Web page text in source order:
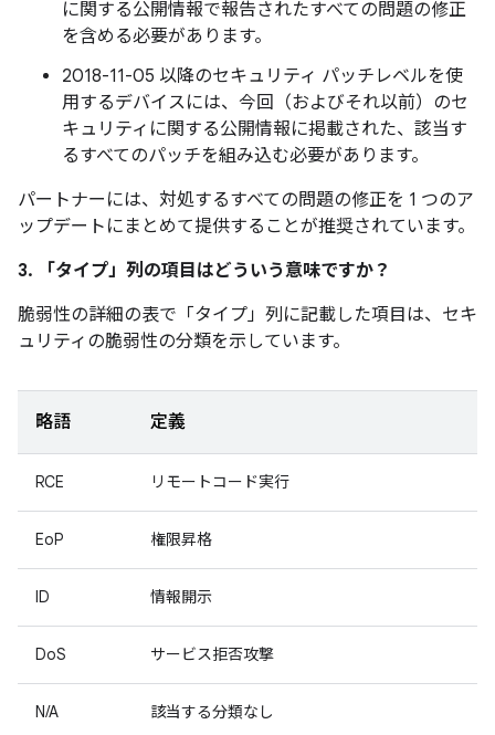
に関する公開情報で報告されたすべての問題の修正
を含める必要があります。
2018-11-05 以降のセキュリティ パッチレベルを使
用するデバイスには、今回（およびそれ以前）のセ
キュリティに関する公開情報に掲載された、該当す
るすべてのパッチを組み込む必要があります。
パートナーには、対処するすべての問題の修正を 1 つのア
ップデートにまとめて提供することが推奨されています。
3. 「タイプ」 列の項目はどういう意味ですか？
脆弱性の詳細の表で「タイプ」 列に記載した項目は、セキ
ュリティの脆弱性の分類を示しています。
略語 定義
RCE リモートコード実行
EoP 権限昇格
ID 情報開示
DoS サービス拒否攻撃
N/A 該当する分類なし